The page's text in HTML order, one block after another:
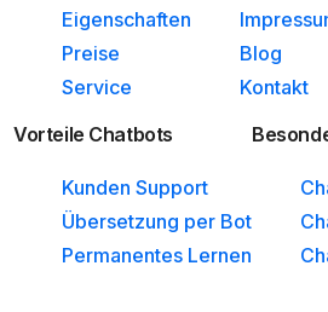
Eigenschaften
Preise
Service
Blog
Kontakt
Vorteile Chatbots
Kunden Support
Übersetzung per Bot
Permanentes Lernen